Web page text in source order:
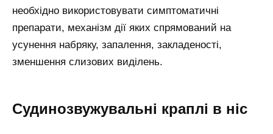
необхідно використовувати симптоматичні
препарати, механізм дії яких спрямований на
усунення набряку, запалення, закладеності,
зменшення слизових виділень.
Судинозвужувальні краплі в ніс